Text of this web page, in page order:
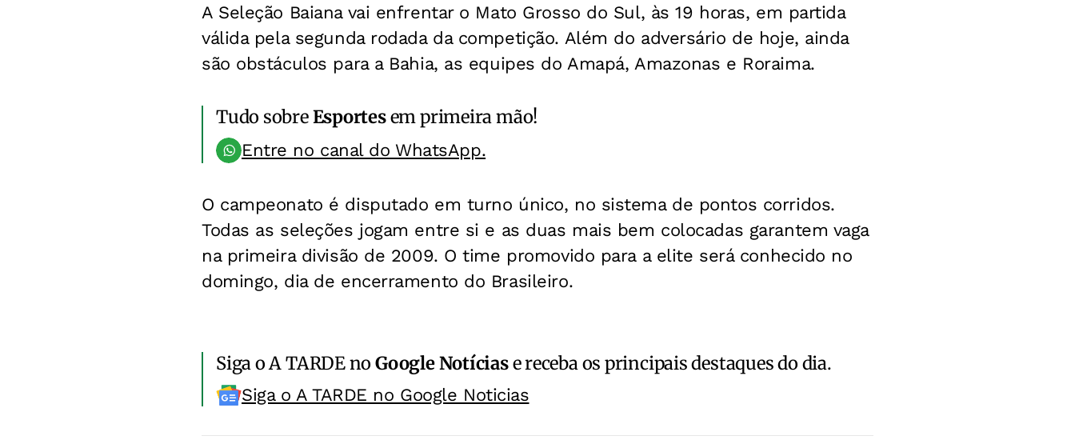
A Seleção Baiana vai enfrentar o Mato Grosso do Sul, às 19 horas, em partida
válida pela segunda rodada da competição. Além do adversário de hoje, ainda
são obstáculos para a Bahia, as equipes do Amapá, Amazonas e Roraima.
Tudo sobreEsportesem primeira mão!
Entre no canal do WhatsApp.
O campeonato é disputado em turno único, no sistema de pontos corridos.
Todas as seleções jogam entre si e as duas mais bem colocadas garantem vaga
na primeira divisão de 2009. O time promovido para a elite será conhecido no
domingo, dia de encerramento do Brasileiro.
Siga o A TARDE noGoogle Notíciase receba os principais destaques do dia.
Siga o A TARDE no Google Noticias